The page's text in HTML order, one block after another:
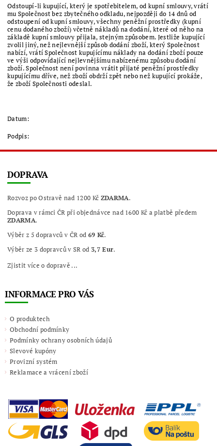
Odstoupí-li kupující, který je spotřebitelem, od kupní smlouvy, vrátí
mu Společnost bez zbytečného odkladu, nejpozději do 14 dnů od
odstoupení od kupní smlouvy, všechny peněžní prostředky (kupní
cenu dodaného zboží) včetně nákladů na dodání, které od něho na
základě kupní smlouvy přijala, stejným způsobem. Jestliže kupující
zvolil jiný, než nejlevnější způsob dodání zboží, který Společnost
nabízí, vrátí Společnost kupujícímu náklady na dodání zboží pouze
ve výši odpovídající nejlevnějšímu nabízenému způsobu dodání
zboží. Společnost není povinna vrátit přijaté peněžní prostředky
kupujícímu dříve, než zboží obdrží zpět nebo než kupující prokáže,
že zboží Společnosti odeslal.
Datum:
Podpis:
DOPRAVA
Rozvoz po Ostravě nad 1200 Kč ZDARMA.
Doprava v rámci ČR při objednávce nad 1600 Kč a platbě předem
ZDARMA.
Výběr z 5 dopravců v ČR od 69 Kč.
Výběr ze 3 dopravců v SR od 3,7 Eur.
Zjistit více o dopravě ...
INFORMACE PRO VÁS
O produktech
Obchodní podmínky
Podmínky ochrany osobních údajů
Slevové kupóny
Provizní systém
Reklamace a vrácení zboží